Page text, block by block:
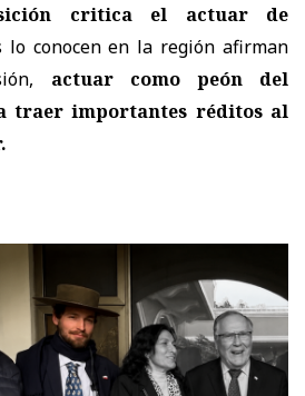
critica el actuar de
lo conocen en la región afirman
actuar como peón del
traer importantes réditos al